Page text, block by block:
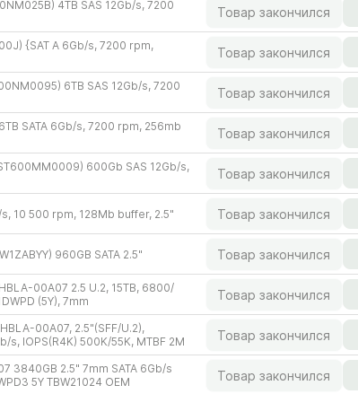
4TB SAS 12Gb/​s, 7200
Товар закончился
{SAT A 6Gb/​s, 7200 rpm,
Товар закончился
6TB SAS 12Gb/​s, 7200
Товар закончился
SATA 6Gb/​s, 7200 rpm, 256mb
Товар закончился
600Gb SAS 12Gb/​s,
Товар закончился
​s, 10 500 rpm, 128Mb buffer, 2.5" Товар закончился
960GB SATA 2.5" Товар закончился
00A07 2.5 U.2, 15TB, 6800/​
(5Y), 7mm
Товар закончился
00A07, 2.5"(SFF/​U.2),
​s, IOPS(R4K) 500K/​55K, MTBF 2M
Товар закончился
3840GB 2.5" 7mm SATA 6Gb/​s
5Y TBW21024 OEM
Товар закончился